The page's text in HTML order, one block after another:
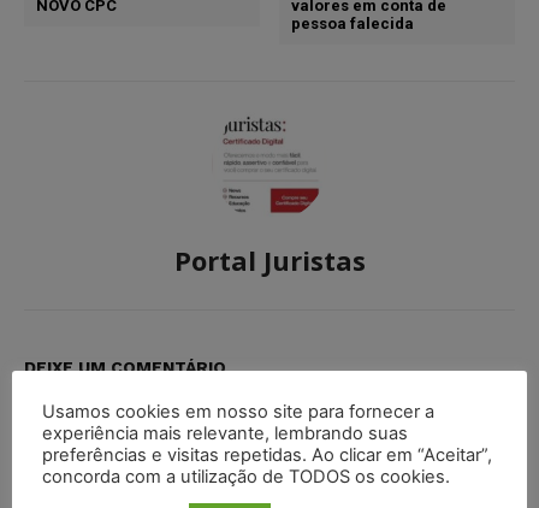
NOVO CPC
valores em conta de
pessoa falecida
Portal Juristas
DEIXE UM COMENTÁRIO
Default Comments (0) Facebook Comments Disqus Comments
Usamos cookies em nosso site para fornecer a
experiência mais relevante, lembrando suas
preferências e visitas repetidas. Ao clicar em “Aceitar”,
concorda com a utilização de TODOS os cookies.